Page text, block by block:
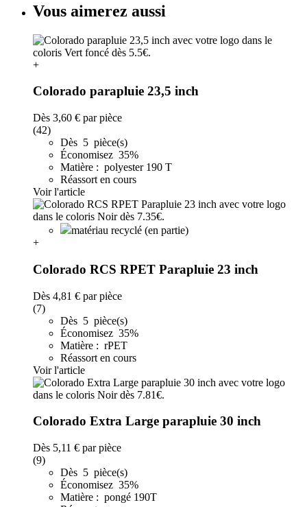
Vous aimerez aussi
+
Colorado parapluie 23,5 inch
Dès 3,60 € par pièce
(42)
Dès 5 pièce(s)
Économisez 35%
Matière : polyester 190 T
Réassort en cours
Voir l'article
matériau recyclé (en partie)
+
Colorado RCS RPET Parapluie 23 inch
Dès 4,81 € par pièce
(7)
Dès 5 pièce(s)
Économisez 35%
Matière : rPET
Réassort en cours
Voir l'article
Colorado Extra Large parapluie 30 inch
Dès 5,11 € par pièce
(9)
Dès 5 pièce(s)
Économisez 35%
Matière : pongé 190T